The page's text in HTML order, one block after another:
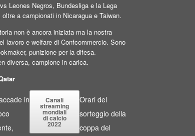
Leones Negros, Bundesliga e la Lega
a campionati in Nicaragua e Taiwan.
non è ancora iniziata ma la nostra
lavoro e welfare di Confcommercio. Sono
punizione per la difesa.
diversa, campione in carica.
in
Canali
streaming
mondiali
di calcio
2022
Orari del
sorteggio della
coppa del